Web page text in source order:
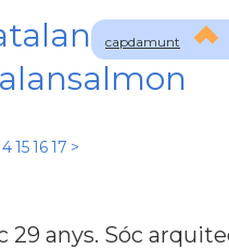
capdamunt
151617 >
29 anys. Sóc